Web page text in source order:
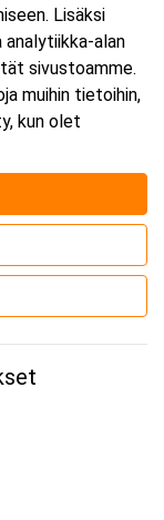
/ 00380 Helsinki
Lisäksi
analytiikka-alan
sivustoamme.
muihin tietoihin,
kun olet